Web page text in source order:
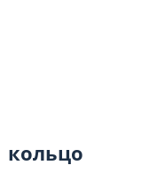
кольцо